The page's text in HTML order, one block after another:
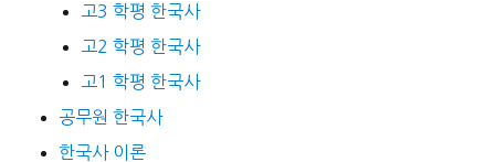
고3 학평 한국사
고2 학평 한국사
고1 학평 한국사
공무원 한국사
한국사 이론